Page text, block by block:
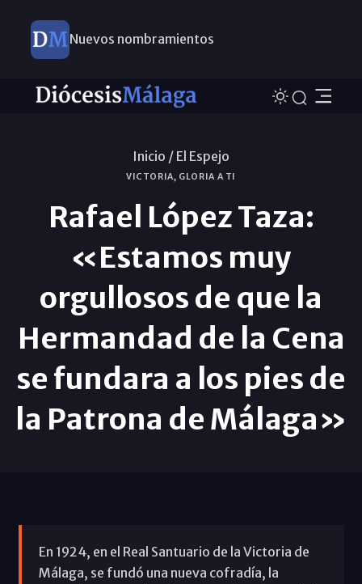
Nuevos nombramientos
Inicio / El Espejo
VICTORIA, GLORIA A TI
Rafael López Taza:
«Estamos muy
orgullosos de que la
Hermandad de la Cena
se fundara a los pies de
la Patrona de Málaga»
En 1924, en el Real Santuario de la Victoria de
Málaga, se fundó una nueva cofradía, la